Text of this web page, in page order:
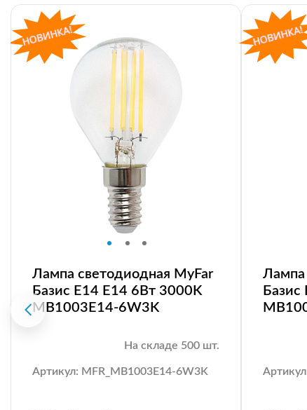
Лампа светодиодная MyFar
Базис E14 E14 6Вт 3000K
MB1003E14-6W3K
На складе 500 шт.
Артикул: MFR_MB1003E14-6W3K
Лампа